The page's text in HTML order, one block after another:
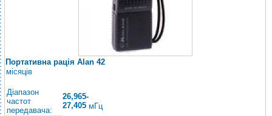
Портативна рація Alan 42
місяців
Діапазон
частот
передавача:
26,965-
27,405 мГц